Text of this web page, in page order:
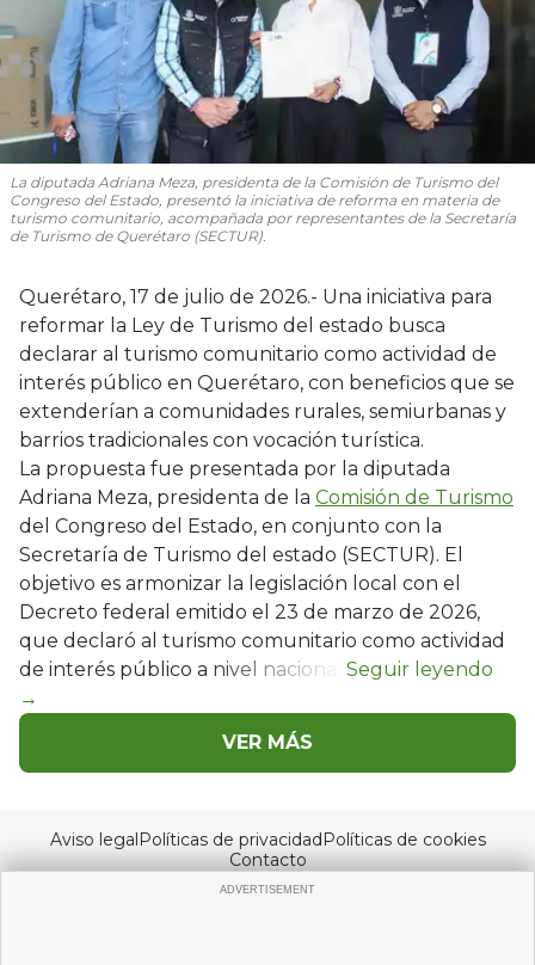
La diputada Adriana Meza, presidenta de la Comisión de Turismo del
Congreso del Estado, presentó la iniciativa de reforma en materia de
turismo comunitario, acompañada por representantes de la Secretaría
de Turismo de Querétaro (SECTUR).
Querétaro, 17 de julio de 2026.- Una iniciativa para
reformar la Ley de Turismo del estado busca
declarar al turismo comunitario como actividad de
interés público en Querétaro, con beneficios que se
extenderían a comunidades rurales, semiurbanas y
barrios tradicionales con vocación turística.
La propuesta fue presentada por la diputada
Adriana Meza, presidenta de la Comisión de Turismo
del Congreso del Estado, en conjunto con la
Secretaría de Turismo del estado (SECTUR). El
objetivo es armonizar la legislación local con el
Decreto federal emitido el 23 de marzo de 2026,
que declaró al turismo comunitario como actividad
de interés público a nivel nacional.
VER MÁS
Aviso legalPolíticas de privacidadPolíticas de cookies
Contacto